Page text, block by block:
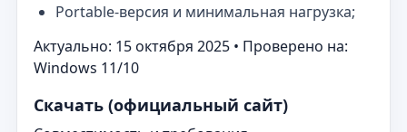
Portable‑версия и минимальная нагрузка;
Актуально: 15 октября 2025 • Проверено на:
Windows 11/10
Скачать (официальный сайт)